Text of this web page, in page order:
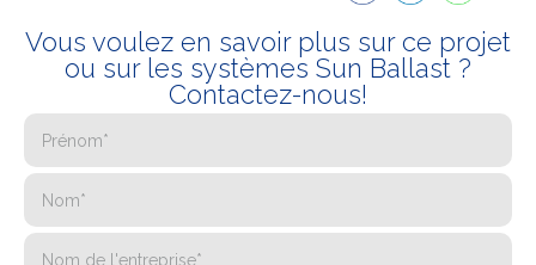
Vous voulez en savoir plus sur ce projet
ou sur les systèmes Sun Ballast ?
Contactez-nous!